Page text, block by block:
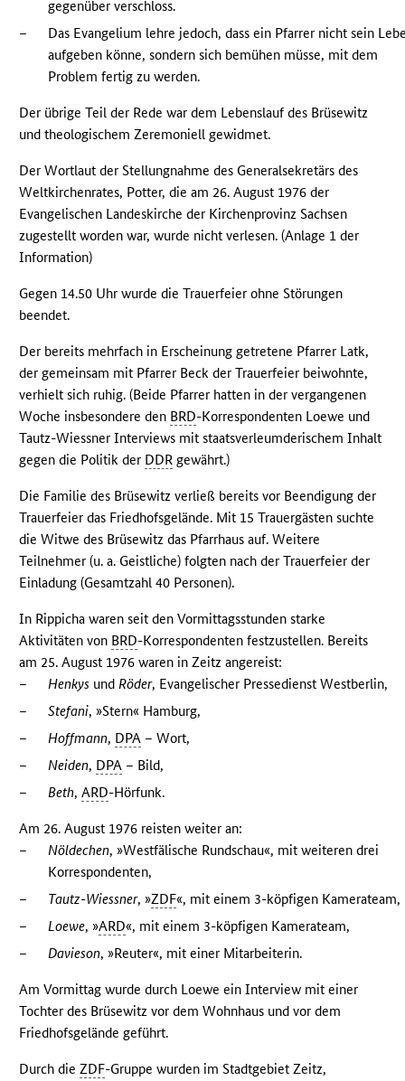
gegenüber verschloss.
–
Das Evangelium lehre jedoch, dass ein Pfarrer nicht sein
aufgeben könne, sondern sich bemühen müsse, mit dem
Problem fertig zu werden.
Der übrige Teil der Rede war dem Lebenslauf des Brüsewitz
und theologischem Zeremoniell gewidmet.
Der Wortlaut der Stellungnahme des Generalsekretärs des
Weltkirchenrates, Potter, die am 26. August 1976 der
Evangelischen Landeskirche der Kirchenprovinz Sachsen
zugestellt worden war, wurde nicht verlesen. (Anlage 1 der
Information)
Gegen 14.50 Uhr wurde die Trauerfeier ohne Störungen
beendet.
Der bereits mehrfach in Erscheinung getretene Pfarrer Latk,
der gemeinsam mit Pfarrer Beck der Trauerfeier beiwohnte,
verhielt sich ruhig. (Beide Pfarrer hatten in der vergangenen
Woche insbesondere den BRD-Korrespondenten Loewe und
Tautz-Wiessner Interviews mit staatsverleumderischem Inhalt
gegen die Politik der DDR gewährt.)
Die Familie des Brüsewitz verließ bereits vor Beendigung der
Trauerfeier das Friedhofsgelände. Mit 15 Trauergästen suchte
die Witwe des Brüsewitz das Pfarrhaus auf. Weitere
Teilnehmer (u. a. Geistliche) folgten nach der Trauerfeier der
Einladung (Gesamtzahl 40 Personen).
In Rippicha waren seit den Vormittagsstunden starke
Aktivitäten von BRD-Korrespondenten festzustellen. Bereits
am 25. August 1976 waren in Zeitz angereist:
–
Henkys undRöder, Evangelischer Pressedienst Westberlin,
–
Stefani, »Stern« Hamburg,
–
Hoffmann, DPA – Wort,
–
Neiden, DPA – Bild,
–
Beth,ARD-Hörfunk.
Am 26. August 1976 reisten weiter an:
–
Nöldechen, »Westfälische Rundschau«, mit weiteren drei
Korrespondenten,
–
Tautz-Wiessner, »ZDF«, mit einem 3-köpfigen Kamerateam,
–
Loewe, »ARD«, mit einem 3-köpfigen Kamerateam,
–
Davieson, »Reuter«, mit einer Mitarbeiterin.
Am Vormittag wurde durch Loewe ein Interview mit einer
Tochter des Brüsewitz vor dem Wohnhaus und vor dem
Friedhofsgelände geführt.
Durch dieZDF-Gruppe wurden im Stadtgebiet Zeitz,